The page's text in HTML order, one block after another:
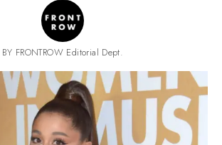
BY FRONTROW Editorial Dept.